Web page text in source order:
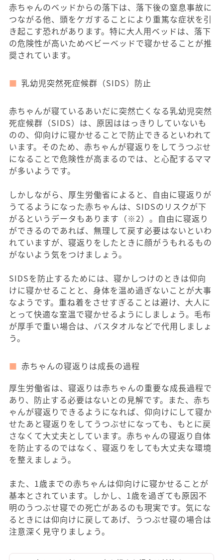
赤ちゃんのベッドからの落下は、落下後の窒息事故に
つながる他、頭をケガすることにより重篤な症状を引
き起こす恐れがあります。特に大人用ベッドは、落下
の危険性が高いためベビーベッドで寝かせることが推
奨されています。
乳幼児突然死症候群（SIDS）防止
赤ちゃんが寝ているあいだに突然亡くなる乳幼児突然
死症候群（SIDS）は、原因ははっきりしていないも
のの、仰向けに寝かせることで防止できるといわれて
います。そのため、赤ちゃんが寝返りをしてうつぶせ
になることで危険性が高まるのでは、と心配するママ
が多いようです。
しかしながら、厚生労働省によると、自由に寝返りが
うてるようになった赤ちゃんは、SIDSのリスクが下
がるというデータもあります（※2）。自由に寝返り
ができるのであれば、無理して戻す必要はないといわ
れていますが、寝返りをしたときに顔がうもれるもの
がないよう気をつけましょう。
SIDSを防止するためには、寝かしつけのときは仰向
けに寝かせることと、身体を温め過ぎないことが大事
なようです。重ね着をさせすぎることは避け、大人に
とって快適な室温で寝かせるようにしましょう。毛布
が厚手で重い場合は、バスタオルなどで代用しましょ
う。
赤ちゃんの寝返りは成長の過程
厚生労働省は、寝返りは赤ちゃんの重要な成長過程で
あり、防止する必要はないとの見解です。また、赤ち
ゃんが寝返りできるようになれば、仰向けにして寝か
せたあと寝返りをしてうつぶせになっても、もとに戻
さなくて大丈夫としています。赤ちゃんの寝返り自体
を防止するのではなく、寝返りをしても大丈夫な環境
を整えましょう。
また、1歳までの赤ちゃんは仰向けに寝かせることが
基本とされています。しかし、1歳を過ぎても原因不
明のうつぶせ寝での死亡があるのも現実です。気にな
るときには仰向けに戻してあげ、うつぶせ寝の場合は
注意深く見守りましょう。